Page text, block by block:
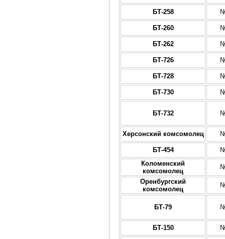
БТ-258
БТ-260
БТ-262
БТ-726
БТ-728
БТ-730
БТ-732
Херсонский комсомолец
БТ-454
Коломенский
комсомолец
Оренбургский
комсомолец
БТ-79
БТ-150